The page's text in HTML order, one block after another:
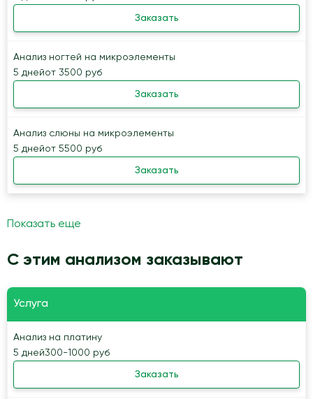
Заказать
Анализ ногтей на микроэлементы
5 днейот 3500 руб
Заказать
Анализ слюны на микроэлементы
5 днейот 5500 руб
Заказать
Показать еще
С этим анализом заказывают
Услуга
Анализ на платину
5 дней300-1000 руб
Заказать